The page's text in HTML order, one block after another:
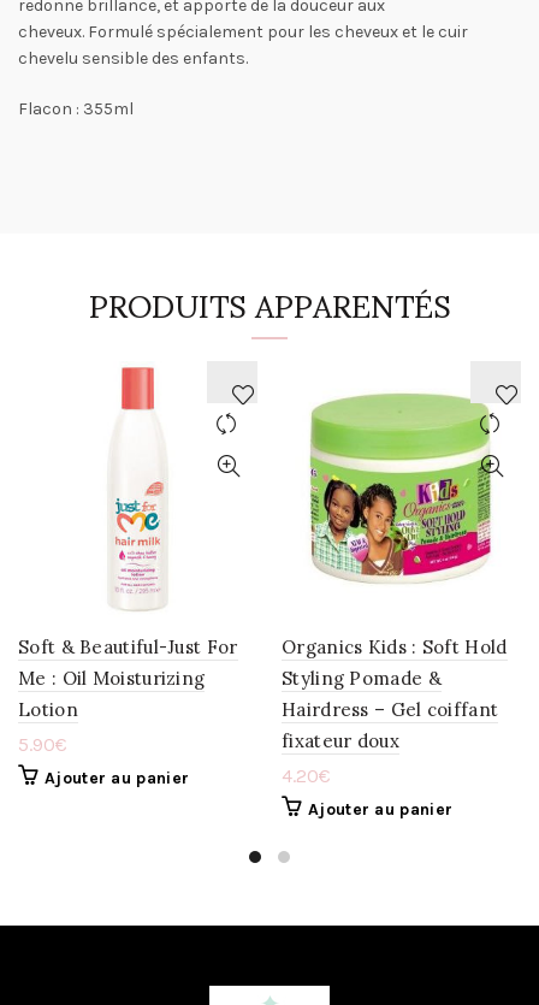
redonne brillance, et apporte de la douceur aux
cheveux. Formulé spécialement pour les cheveux et le cuir
chevelu sensible des enfants.
Flacon : 355ml
PRODUITS APPARENTÉS
Soft & Beautiful-Just For
Me : Oil Moisturizing
Lotion
5.90€
Ajouter au panier
Organics Kids : Soft Hold
Styling Pomade &
Hairdress – Gel coiffant
fixateur doux
4.20€
Ajouter au panier